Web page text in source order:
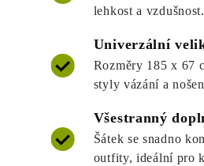
lehkost a vzdušnost.
Univerzální
Rozměry 185 x 67
styly vázání a
Všestranný
Šátek se snadno
outfity, ideální pro